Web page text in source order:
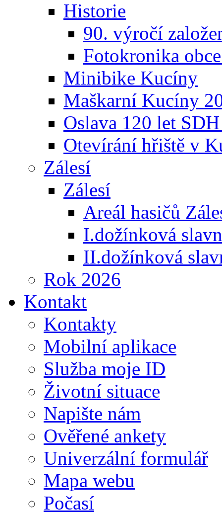
Historie
90. výročí
Fotokronika
Minibike Kucíny
Maškarní Kucíny
Oslava 120 let
Otevírání hřiště v
Zálesí
Zálesí
Areál hasičů
I.dožínková
II.dožínková
Rok 2026
Kontakt
Kontakty
Mobilní aplikace
Služba moje ID
Životní situace
Napište nám
Ověřené ankety
Univerzální formulář
Mapa webu
Počasí